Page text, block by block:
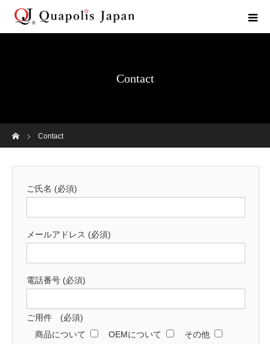
Contact
Contact
ご氏名 (必須)
メールアドレス (必須)
電話番号 (必須)
ご用件 (必須)
商品について
OEMについて
その他